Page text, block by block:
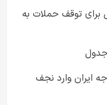
برای توقف حملات به
ایران وارد نجف